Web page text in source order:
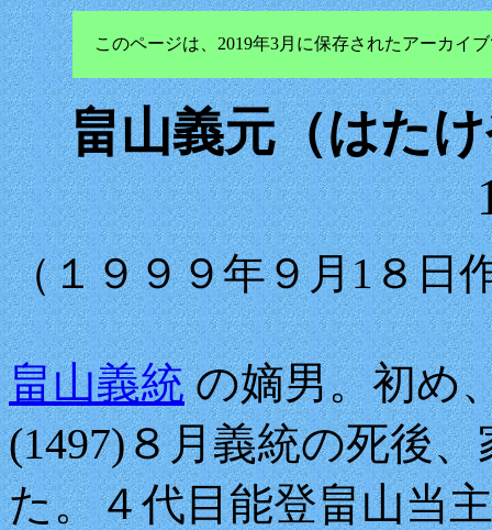
このページは、2019年3月に保存されたアーカイ
畠山義元（はた
（１９９９年９月1８日
畠山義統の嫡男。初め
(1497)８月義統の死後
た。４代目能登畠山当